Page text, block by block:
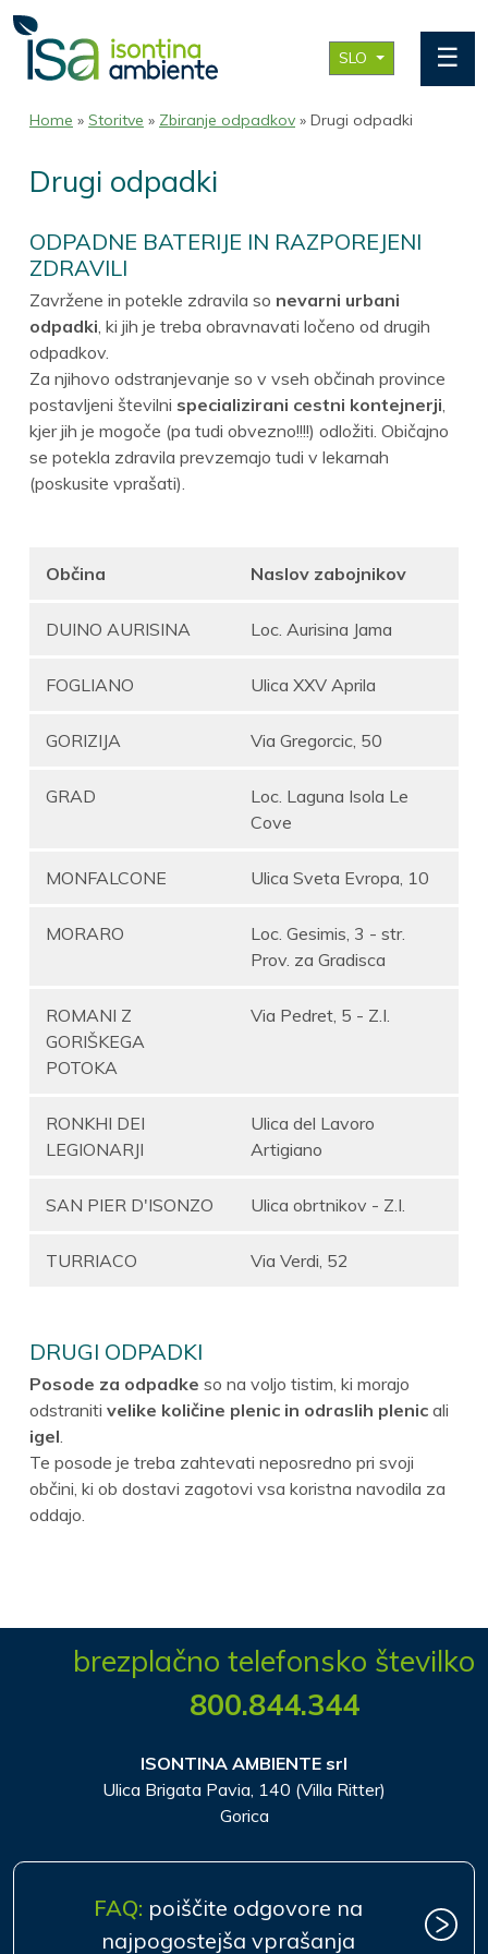
SLO ☰
Home » Storitve » Zbiranje odpadkov » Drugi odpadki
Drugi odpadki
ODPADNE BATERIJE IN RAZPOREJENI
ZDRAVILI
Zavržene in potekle zdravila so nevarni urbani
odpadki , ki jih je treba obravnavati ločeno od drugih
odpadkov.
Za njihovo odstranjevanje so v vseh občinah province
postavljeni številni specializirani cestni kontejnerji
kjer jih je mogoče (pa tudi obvezno!!!!) odložiti. Običajno
se potekla zdravila prevzemajo tudi v lekarnah
(poskusite vprašati).
Občina Naslov zabojnikov
DUINO AURISINA Loc. Aurisina Jama
FOGLIANO Ulica XXV Aprila
GORIZIJA Via Gregorcic, 50
GRAD
Loc. Laguna Isola Le
Cove
MONFALCONE Ulica Sveta Evropa, 10
MORARO
Loc. Gesimis, 3 - str.
Prov. za Gradisca
ROMANI Z
GORIŠKEGA
POTOKA
Via Pedret, 5 - Z.I.
RONKHI DEI
LEGIONARJI
Ulica del Lavoro
Artigiano
SAN PIER D'ISONZO Ulica obrtnikov - Z.I.
TURRIACO Via Verdi, 52
DRUGI ODPADKI
Posode za odpadke so na voljo tistim, ki morajo
odstraniti velike količine plenic in odraslih plenic ali
igel
Te posode je treba zahtevati neposredno pri svoji
občini, ki ob dostavi zagotovi vsa koristna navodila za
oddajo.
brezplačno telefonsko številko
800.844.344
ISONTINA AMBIENTE srl
Ulica Brigata Pavia, 140 (Villa Ritter)
Gorica
FAQ: poiščite odgovore na
najpogostejša vprašanja